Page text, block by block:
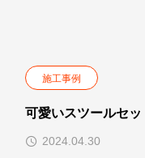
施工事例
可愛いスツールセッ
2024.04.30